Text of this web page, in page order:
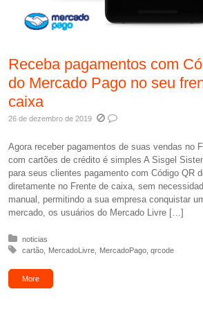
Receba pagamentos com
do Mercado Pago no seu
caixa
26 de dezembro de 2019
Agora receber pagamentos de suas vendas no
com cartões de crédito é simples A Sisgel
para seus clientes pagamento com Código QR
diretamente no Frente de caixa, sem
manual, permitindo a sua empresa conquistar
mercado, os usuários do Mercado Livre […]
Posted in:
noticias
Tagged with:
cartão MercadoLivre MercadoPago qrcode
More